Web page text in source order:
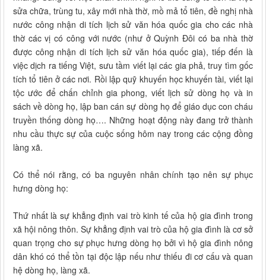
sửa chữa, trùng tu, xây mới nhà thờ, mồ mả tổ tiên, đề nghị nhà
nước công nhận di tích lịch sử văn hóa quốc gia cho các nhà
thờ các vị có công với nước (như ở Quỳnh Đôi có ba nhà thờ
được công nhận di tích lịch sử văn hóa quốc gia), tiếp đến là
việc dịch ra tiếng Việt, sưu tầm viết lại các gia phả, truy tìm gốc
tích tổ tiên ở các nơi. Rồi lập quỹ khuyến học khuyến tài, viết lại
tộc ước để chấn chỉnh gia phong, viết lịch sử dòng họ và in
sách về dòng họ, lập ban cán sự dòng họ để giáo dục con cháu
truyền thống dòng họ…. Những hoạt động này đang trở thành
nhu cầu thực sự của cuộc sống hôm nay trong các cộng đồng
làng xã.
Có thể nói rằng, có ba nguyên nhân chính tạo nên sự phục
hưng dòng họ:
Thứ nhất là sự khẳng định vai trò kinh tế của hộ gia đình trong
xã hội nông thôn. Sự khẳng định vai trò của hộ gia đình là cơ sở
quan trọng cho sự phục hưng dòng họ bởi vì hộ gia đình nông
dân khó có thể tồn tại độc lập nếu như thiếu đi cơ cấu và quan
hệ dòng họ, làng xã.